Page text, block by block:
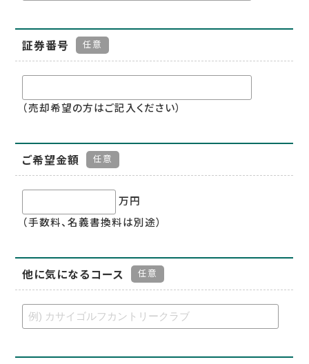
証券番号 任意
（売却希望の方はご記入ください）
ご希望金額 任意
万円
（手数料、名義書換料は別途）
他に気になるコース 任意